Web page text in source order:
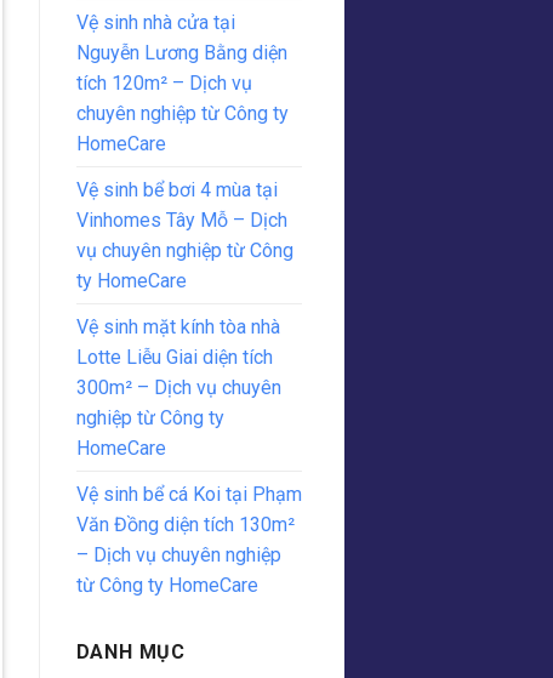
Vệ sinh nhà cửa tại
Nguyễn Lương Bằng diện
tích 120m² – Dịch vụ
chuyên nghiệp từ Công ty
HomeCare
Vệ sinh bể bơi 4 mùa tại
Vinhomes Tây Mỗ – Dịch
vụ chuyên nghiệp từ Công
ty HomeCare
Vệ sinh mặt kính tòa nhà
Lotte Liễu Giai diện tích
300m² – Dịch vụ chuyên
nghiệp từ Công ty
HomeCare
Vệ sinh bể cá Koi tại Phạm
Văn Đồng diện tích 130m²
– Dịch vụ chuyên nghiệp
từ Công ty HomeCare
DANH MỤC